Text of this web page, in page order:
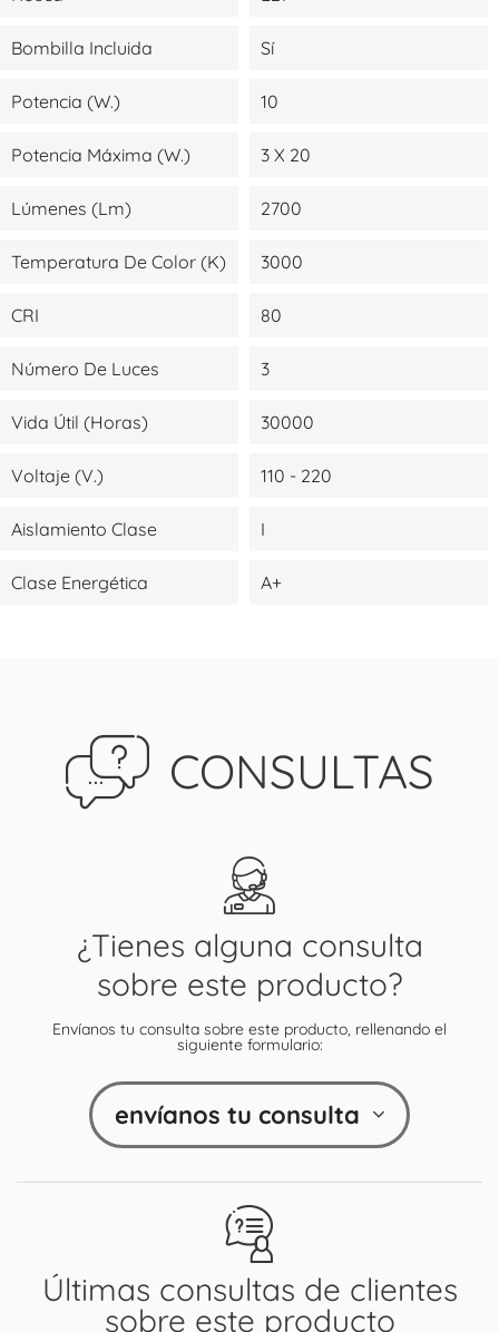
Bombilla Incluida Sí
Potencia (W.) 10
Potencia Máxima (W.) 3 X 20
Lúmenes (lm) 2700
Temperatura De Color (K) 3000
CRI 80
Número De Luces 3
Vida Útil (Horas) 30000
Voltaje (V.) 110 - 220
Aislamiento Clase I
Clase Energética A+
CONSULTAS
Últimas consultas de clientes
sobre este producto
¿Tienes alguna consulta
sobre este producto?
Envíanos tu consulta sobre este producto, rellenando el
siguiente formulario:
envíanos tu consulta